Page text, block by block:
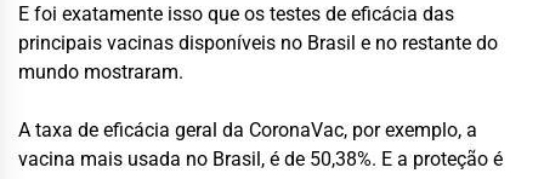
E foi exatamente isso que os testes de eficácia das
principais vacinas disponíveis no Brasil e no restante do
mundo mostraram.
A taxa de eficácia geral da CoronaVac, por exemplo, a
vacina mais usada no Brasil, é de 50,38%. E a proteção é